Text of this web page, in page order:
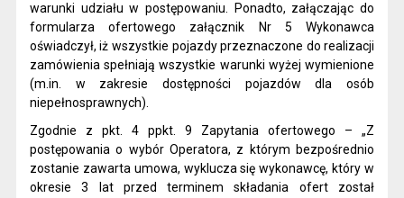
warunki udziału w postępowaniu. Ponadto, załączając do
formularza ofertowego załącznik Nr 5 Wykonawca
oświadczył, iż wszystkie pojazdy przeznaczone do realizacji
zamówienia spełniają wszystkie warunki wyżej wymienione
(m.in. w zakresie dostępności pojazdów dla osób
niepełnosprawnych).
Zgodnie z pkt. 4 ppkt. 9 Zapytania ofertowego – „Z
postępowania o wybór Operatora, z którym bezpośrednio
zostanie zawarta umowa, wyklucza się wykonawcę, który w
okresie 3 lat przed terminem składania ofert został